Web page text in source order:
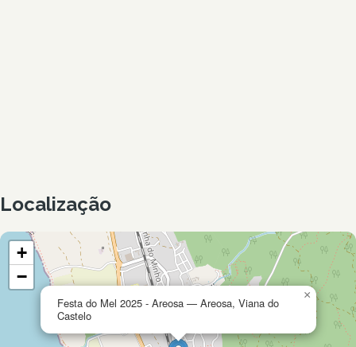
Localização
Festa do Mel 2025 - Areosa — Areosa, Viana do
Castelo
×
+
−